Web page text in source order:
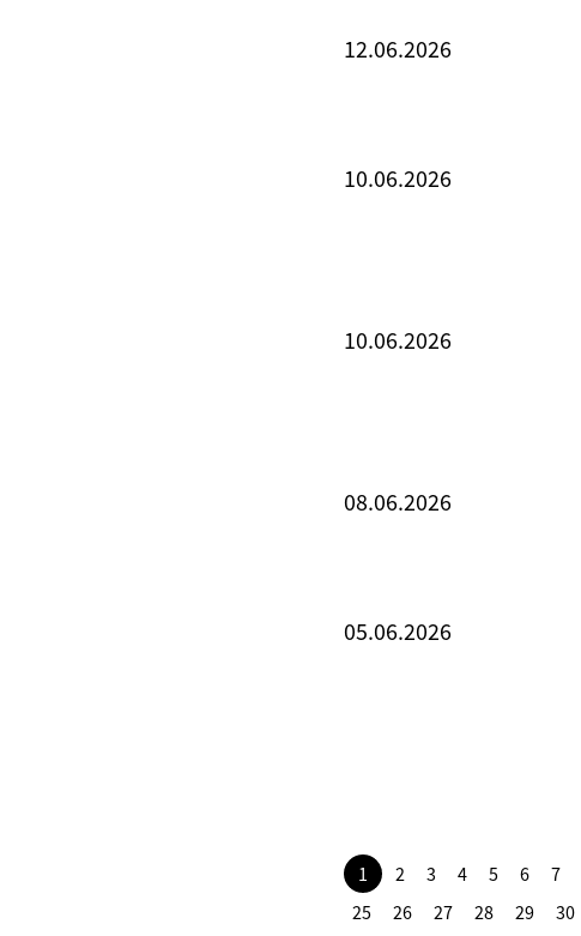
12.06.2026
10.06.2026
10.06.2026
08.06.2026
05.06.2026
1 2 3 4 5 6 7
25
26 27 28 29 30